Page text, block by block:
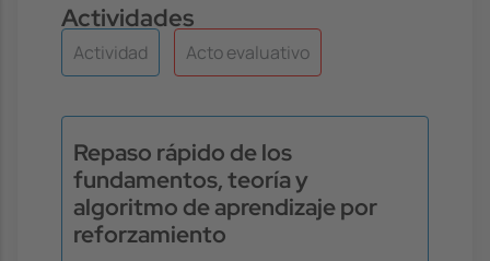
Actividades
Actividad Acto evaluativo
Repaso rápido de los
fundamentos, teoría y
algoritmo de aprendizaje por
reforzamiento